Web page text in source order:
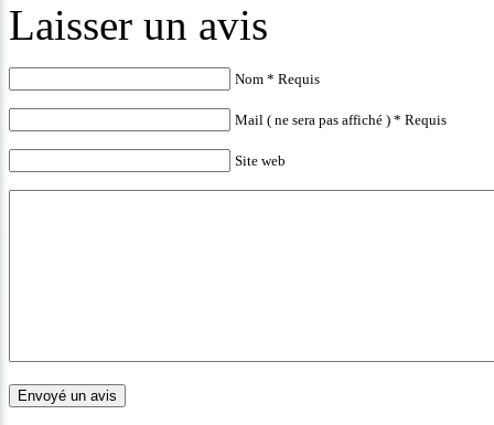
Laisser un avis
Nom * Requis
Mail ( ne sera pas affiché ) * Requis
Site web